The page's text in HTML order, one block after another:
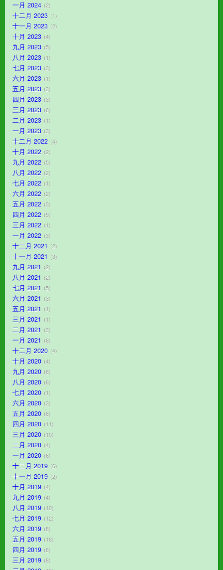
一月 2024 2
十二月 2023 1
十一月 2023 2
十月 2023 4
九月 2023 5
八月 2023 1
七月 2023 3
六月 2023 1
五月 2023 3
四月 2023 3
三月 2023 6
二月 2023 1
一月 2023 3
十二月 2022 4
十月 2022 2
九月 2022 5
八月 2022 2
七月 2022 1
六月 2022 2
五月 2022 3
四月 2022 5
三月 2022 1
一月 2022 3
十二月 2021 2
十一月 2021 3
九月 2021 2
八月 2021 2
七月 2021 5
六月 2021 3
五月 2021 1
三月 2021 1
二月 2021 3
一月 2021 6
十二月 2020 4
十月 2020 4
九月 2020 6
八月 2020 6
七月 2020 1
六月 2020 3
五月 2020 6
四月 2020 11
三月 2020 10
二月 2020 4
一月 2020 6
十二月 2019 6
十一月 2019 2
十月 2019 4
九月 2019 4
八月 2019 10
七月 2019 12
六月 2019 8
五月 2019 18
四月 2019 6
三月 2019 8